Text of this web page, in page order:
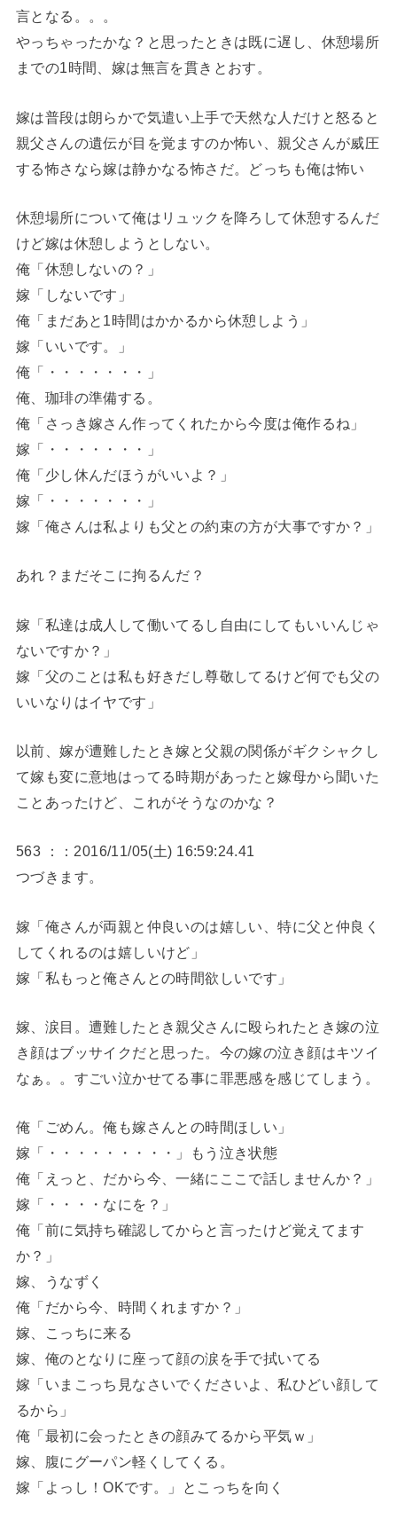
言となる。。。
やっちゃったかな？と思ったときは既に遅し、休憩場所
までの1時間、嫁は無言を貫きとおす。
嫁は普段は朗らかで気遣い上手で天然な人だけと怒ると
親父さんの遺伝が目を覚ますのか怖い、親父さんが威圧
する怖さなら嫁は静かなる怖さだ。どっちも俺は怖い
休憩場所について俺はリュックを降ろして休憩するんだ
けど嫁は休憩しようとしない。
俺「休憩しないの？」
嫁「しないです」
俺「まだあと1時間はかかるから休憩しよう」
嫁「いいです。」
俺「・・・・・・・」
俺、珈琲の準備する。
俺「さっき嫁さん作ってくれたから今度は俺作るね」
嫁「・・・・・・・」
俺「少し休んだほうがいいよ？」
嫁「・・・・・・・」
嫁「俺さんは私よりも父との約束の方が大事ですか？」
あれ？まだそこに拘るんだ？
嫁「私達は成人して働いてるし自由にしてもいいんじゃ
ないですか？」
嫁「父のことは私も好きだし尊敬してるけど何でも父の
いいなりはイヤです」
以前、嫁が遭難したとき嫁と父親の関係がギクシャクし
て嫁も変に意地はってる時期があったと嫁母から聞いた
ことあったけど、これがそうなのかな？
563 ：：2016/11/05(土) 16:59:24.41
つづきます。
嫁「俺さんが両親と仲良いのは嬉しい、特に父と仲良く
してくれるのは嬉しいけど」
嫁「私もっと俺さんとの時間欲しいです」
嫁、涙目。遭難したとき親父さんに殴られたとき嫁の泣
き顔はブッサイクだと思った。今の嫁の泣き顔はキツイ
なぁ。。すごい泣かせてる事に罪悪感を感じてしまう。
俺「ごめん。俺も嫁さんとの時間ほしい」
嫁「・・・・・・・・・」もう泣き状態
俺「えっと、だから今、一緒にここで話しませんか？」
嫁「・・・・なにを？」
俺「前に気持ち確認してからと言ったけど覚えてます
か？」
嫁、うなずく
俺「だから今、時間くれますか？」
嫁、こっちに来る
嫁、俺のとなりに座って顔の涙を手で拭いてる
嫁「いまこっち見なさいでくださいよ、私ひどい顔して
るから」
俺「最初に会ったときの顔みてるから平気ｗ」
嫁、腹にグーパン軽くしてくる。
嫁「よっし！OKです。」とこっちを向く